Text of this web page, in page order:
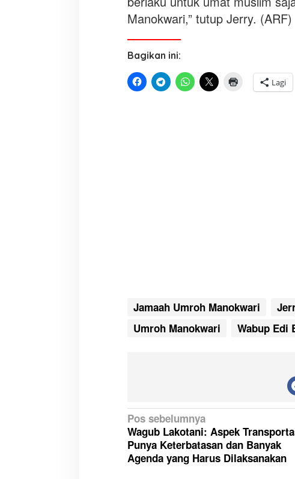
Manokwari,” tutup Jerry. (ARF)
Bagikan ini:
Lagi
Jamaah Umroh Manokwari
Umroh Manokwari
Wabup Edi
N
a
v
Pos sebelumnya
Wagub Lakotani: Aspek
Punya Keterbatasan dan Banyak
Agenda yang Harus Dilaksanakan